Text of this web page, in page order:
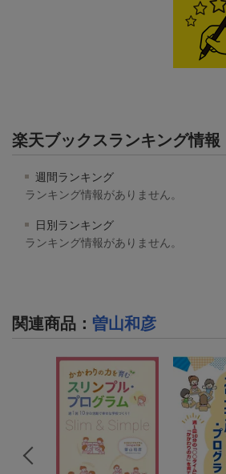
楽天ブックスランキング情報
週間ランキング
ランキング情報がありません。
日別ランキング
ランキング情報がありません。
関連商品 ： 曽山和彦